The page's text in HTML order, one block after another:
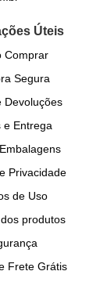
Úteis
Comprar
Segura
Devoluções
e Entrega
Privacidade
de Uso
produtos
Frete Grátis